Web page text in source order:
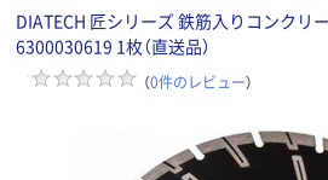
DIATECH 匠シリーズ 鉄筋入りコンクリ
6300030619 1枚（直送品）
（0件のレビュー）